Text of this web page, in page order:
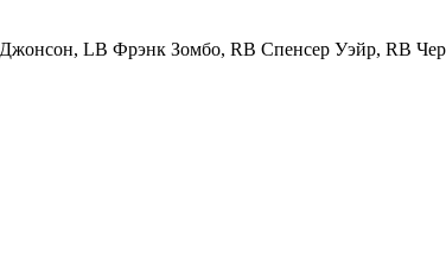
LB Фрэнк Зомбо, RB Спенсер Уэйр, RB